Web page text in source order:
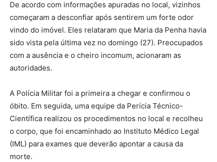
De acordo com informações apuradas no local, vizinhos
começaram a desconfiar após sentirem um forte odor
vindo do imóvel. Eles relataram que Maria da Penha havia
sido vista pela última vez no domingo (27). Preocupados
com a ausência e o cheiro incomum, acionaram as
autoridades.
A Polícia Militar foi a primeira a chegar e confirmou o
óbito. Em seguida, uma equipe da Perícia Técnico-
Científica realizou os procedimentos no local e recolheu
o corpo, que foi encaminhado ao Instituto Médico Legal
(IML) para exames que deverão apontar a causa da
morte.